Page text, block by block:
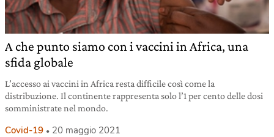
A che punto siamo con i vaccini in Africa, una
sfida globale
L’accesso ai vaccini in Africa resta difficile così come la
distribuzione. Il continente rappresenta solo l’1 per cento delle dosi
somministrate nel mondo.
Covid-19 20 maggio 2021